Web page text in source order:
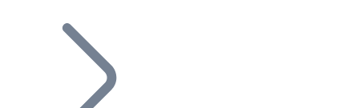
Bitcoin